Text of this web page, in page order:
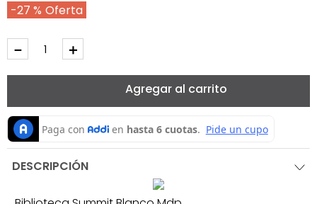
27 %
＋
－
Agregar al carrito
DESCRIPCIÓN